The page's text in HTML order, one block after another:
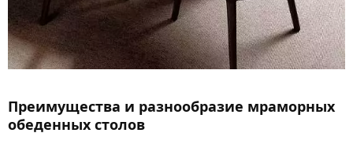
Преимущества и разнообразие мраморных
обеденных столов